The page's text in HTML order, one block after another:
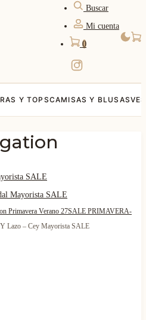
Buscar
Mi cuenta
0
Y TOPSCAMISAS Y BLUSAS
SALE
Mayorista SALE
Primavera Verano 27SALE PRIMAVERA-
Lazo – Cey Mayorista SALE